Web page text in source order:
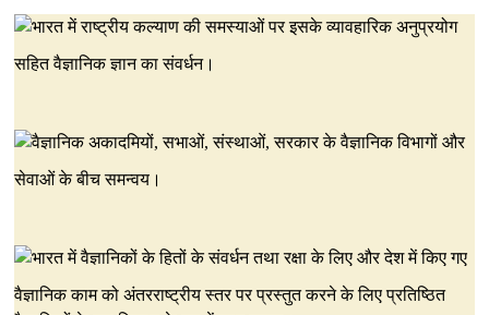
भारत में राष्ट्रीय कल्याण की समस्याओं पर इसके व्यावहारिक अनुप्रयोग
सहित वैज्ञानिक ज्ञान का संवर्धन।
वैज्ञानिक अकादमियों, सभाओं, संस्थाओं, सरकार के वैज्ञानिक विभागों और
सेवाओं के बीच समन्वय।
भारत में वैज्ञानिकों के हितों के संवर्धन तथा रक्षा के लिए और देश में किए गए
वैज्ञानिक काम को अंतरराष्ट्रीय स्तर पर प्रस्तुत करने के लिए प्रतिष्ठित